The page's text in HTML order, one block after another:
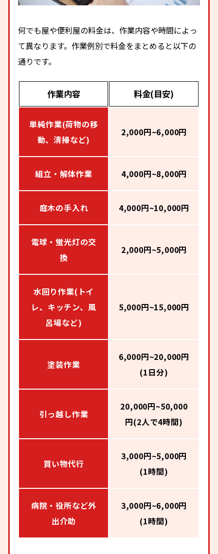
何でも屋や便利屋の料金は、作業内容や時間によっ
て異なります。作業例別で料金をまとめると以下の
通りです。
作業内容 料金(目安)
単純作業(荷物の移
動、清掃など)
2,000円~6,000円
組立・解体作業 4,000円~8,000円
庭木の手入れ 4,000円~10,000円
電球・蛍光灯の交
換
2,000円~5,000円
水回り作業(トイ
レ、キッチン、風
呂場など)
5,000円~15,000円
塗装作業
6,000円~20,000円
(1日分)
引っ越し作業
20,000円~50,000
円(2人で4時間)
買い物代行
3,000円~5,000円
(1時間)
病院・役所など外
出介助
3,000円~6,000円
(1時間)